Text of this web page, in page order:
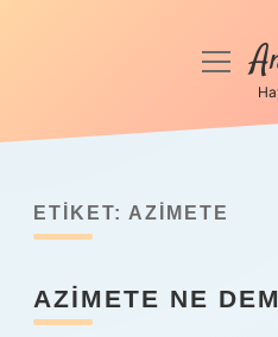
Anasayfa
Yasal Uyarı
Hakkımızda
menüyü
ETIKET: AZIMETE
AZIMETE NE